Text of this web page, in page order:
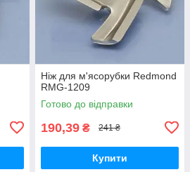
Ніж для м'ясорубки Redmond
RMG-1209
Готово до відправки
190,39 ₴ 241 ₴
Купити